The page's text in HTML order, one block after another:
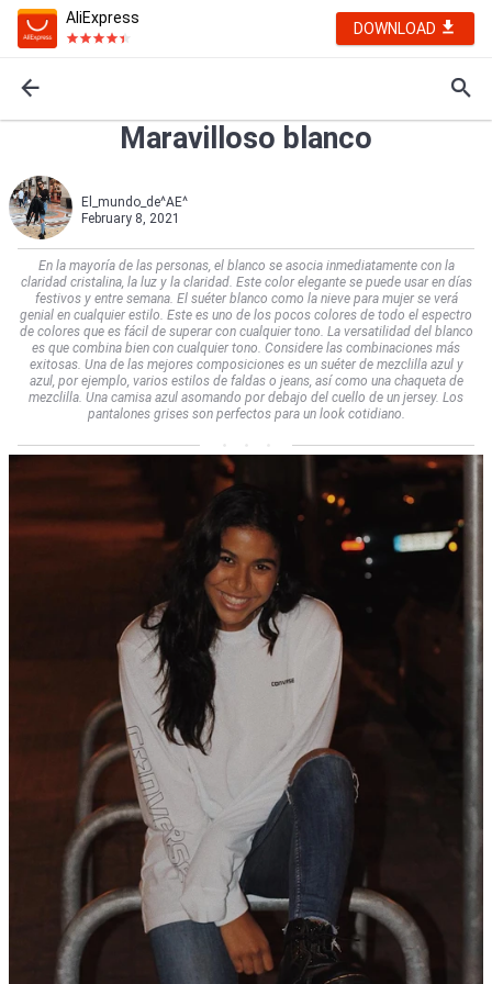
AliExpress
DOWNLOAD
Maravilloso blanco
El_mundo_de^AE^
February 8, 2021
En la mayoría de las personas, el blanco se asocia inmediatamente con la
claridad cristalina, la luz y la claridad. Este color elegante se puede usar en días
festivos y entre semana. El suéter blanco como la nieve para mujer se verá
genial en cualquier estilo. Este es uno de los pocos colores de todo el espectro
de colores que es fácil de superar con cualquier tono. La versatilidad del blanco
es que combina bien con cualquier tono. Considere las combinaciones más
exitosas. Una de las mejores composiciones es un suéter de mezclilla azul y
azul, por ejemplo, varios estilos de faldas o jeans, así como una chaqueta de
mezclilla. Una camisa azul asomando por debajo del cuello de un jersey. Los
pantalones grises son perfectos para un look cotidiano.